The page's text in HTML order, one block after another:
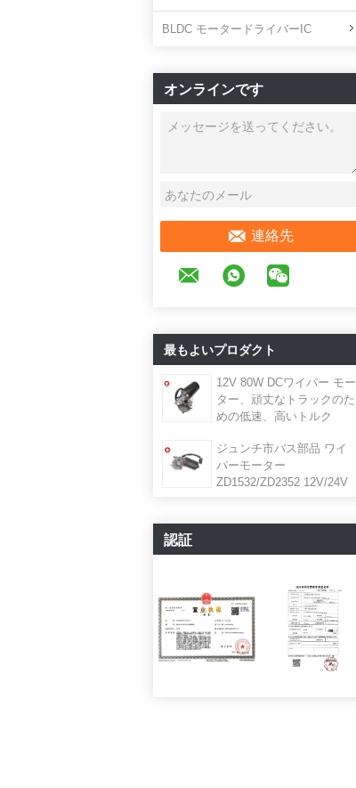
BLDC モータードライバーIC
オンラインです
連絡先
最もよいプロダクト
12V 80W DCワイパー モー
ター、頑丈なトラックのた
めの低速、高いトルク
ジュンチ市バス部品 ワイ
パーモーター
ZD1532/ZD2352 12V/24V
認証